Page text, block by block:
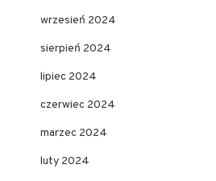
wrzesień 2024
sierpień 2024
lipiec 2024
czerwiec 2024
marzec 2024
luty 2024